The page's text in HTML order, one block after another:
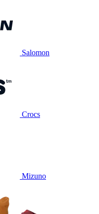
Salomon
Crocs
Mizuno